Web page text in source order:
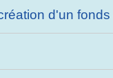
d'un